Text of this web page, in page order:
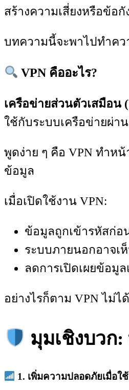
สร้างความเสี่ยงหรือข้อ
บทความนี้จะพาไปทำคว
VPN คืออะไร?
เครือข่ายส่วนตัวเสมือน
ใช้กับระบบเครือข่ายผ่า
พูดง่าย ๆ คือ VPN ทำห
ข้อมูล
เมื่อเปิดใช้งาน VPN:
ข้อมูลถูกเข้ารหัสก่อ
ระบบภายนอกอาจเ
ลดการเปิดเผยข้อมู
อย่างไรก็ตาม VPN ไม่ไ
มุมเชิงบวก
1. เพิ่มความปลอดภัยเมื่อใ